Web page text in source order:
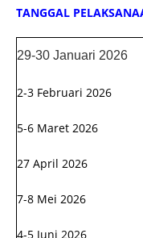
TANGGAL
29-30 Januari 2026
2-3 Februari 2026
5-6 Maret 2026
27 April 2026
7-8 Mei 2026
4-5 Juni 2026